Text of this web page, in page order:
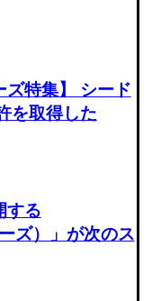
ズ特集】 シード
を取得した
する
ズ）」が次のス